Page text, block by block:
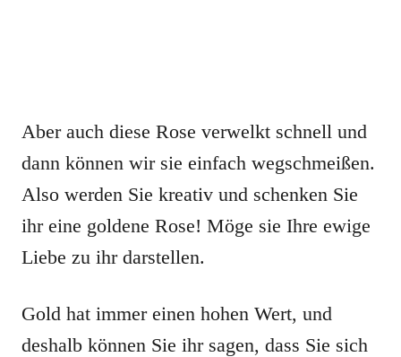
Aber auch diese Rose verwelkt schnell und
dann können wir sie einfach wegschmeißen.
Also werden Sie kreativ und schenken Sie
ihr eine goldene Rose! Möge sie Ihre ewige
Liebe zu ihr darstellen.
Gold hat immer einen hohen Wert, und
deshalb können Sie ihr sagen, dass Sie sich